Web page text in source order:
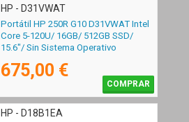
HP - D31VWAT
Portátil HP 250R G10 D31VWAT Intel
Core 5-120U/ 16GB/ 512GB SSD/
15.6"/ Sin Sistema Operativo
675,00 €
COMPRAR
HP - D18B1EA